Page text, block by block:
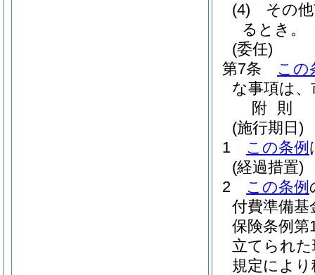
(4)
その
るとき。
(委任)
第7条
この
な事項は
附 則
(施行期日)
1
この条例
(経過措置)
2
この条例
付費準備基
保険条例第
立てられ
規定によ